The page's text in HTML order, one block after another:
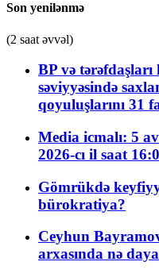
Son yenilənmə
(2 saat əvvəl)
BP və
səviyyəsində
qoyuluşlarını 31
Media icmalı: 5
2026-cı il saat
Gömrükdə
bürokratiya?
Ceyhun
arxasında nə